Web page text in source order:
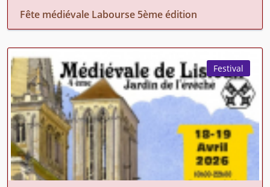
Fête médiévale Labourse 5ème édition
Festival